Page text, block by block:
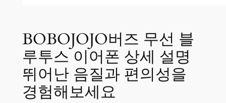
BOBOJOJO버즈 무선 블
루투스 이어폰 상세 설명
뛰어난 음질과 편의성을
경험해보세요